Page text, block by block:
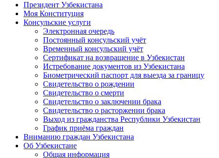
Президент Узбекистана
Моя Конституция
Консульские услуги
Электронная очередь
Постоянный консульский учёт
Временный консульский учёт
Сертификат на возвращение в Узбекистан
Истребование документов из Узбекистана
Биометрический паспорт для выезда за границу
Свидетельство о рождении
Свидетельство о смерти
Свидетельство о заключении брака
Свидетельство о расторжении брака
Выход из гражданства Республики Узбекистан
График приёма граждан
Вниманию граждан Узбекистана
Об Узбекистане
Общая информация